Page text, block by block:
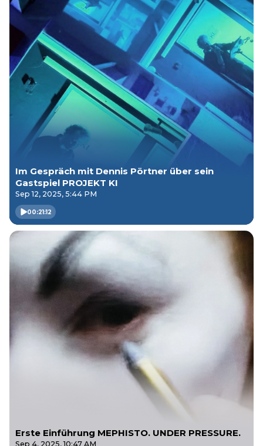
Im Gespräch mit Dennis Pörtner über sein
Gastspiel PROJEKT KI
Sep 12, 2025, 5:44 PM
00:21:12
Erste Einführung MEPHISTO. UNDER PRESSURE.
Sep 4, 2025, 10:47 AM